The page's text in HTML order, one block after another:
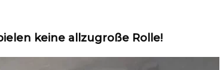
keine allzugroße Rolle!